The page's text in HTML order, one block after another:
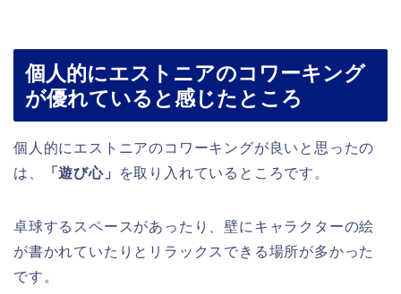
個人的にエストニアのコワーキング
が優れていると感じたところ
個人的にエストニアのコワーキングが良いと思ったの
は、
「遊び心」 を取り入れているところです。
卓球するスペースがあったり、壁にキャラクターの絵
が書かれていたりとリラックスできる場所が多かった
です。